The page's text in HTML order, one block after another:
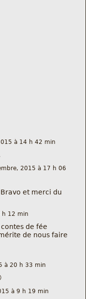
à 14 h 42 min
2015 à 17 h 06
et merci du
h 12 min
de fée
de nous faire
à 20 h 33 min
à 9 h 19 min